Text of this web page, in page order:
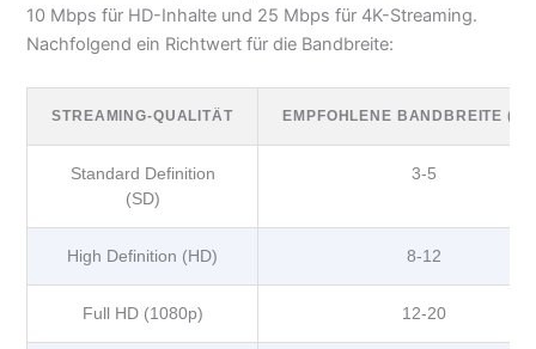
10 Mbps für HD-Inhalte und 25 Mbps für 4K-Streaming.
Nachfolgend ein Richtwert für die Bandbreite:
STREAMING-QUALITÄT EMPFOHLENE BANDBREITE
Standard Definition
(SD)
3-5
High Definition (HD) 8-12
Full HD (1080p) 12-20